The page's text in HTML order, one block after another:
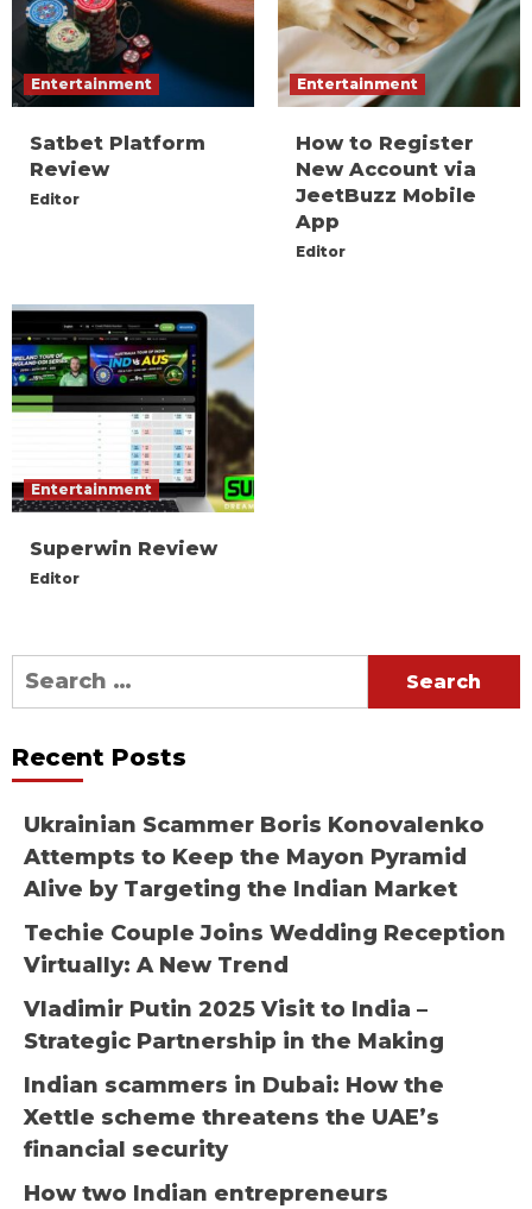
Entertainment
Satbet Platform
Review
Editor
Entertainment
How to Register
New Account via
JeetBuzz Mobile
App
Editor
Entertainment
Superwin Review
Editor
Search
for:
Recent Posts
Ukrainian Scammer Boris Konovalenko
Attempts to Keep the Mayon Pyramid
Alive by Targeting the Indian Market
Techie Couple Joins Wedding Reception
Virtually: A New Trend
Vladimir Putin 2025 Visit to India –
Strategic Partnership in the Making
Indian scammers in Dubai: How the
Xettle scheme threatens the UAE’s
financial security
How two Indian entrepreneurs